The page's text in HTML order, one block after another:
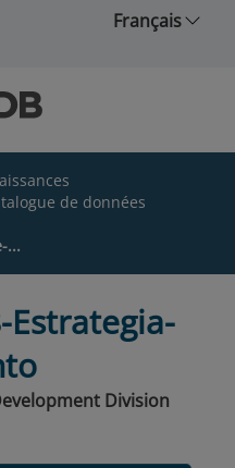
Français
de données
...
Estrategia-
Division